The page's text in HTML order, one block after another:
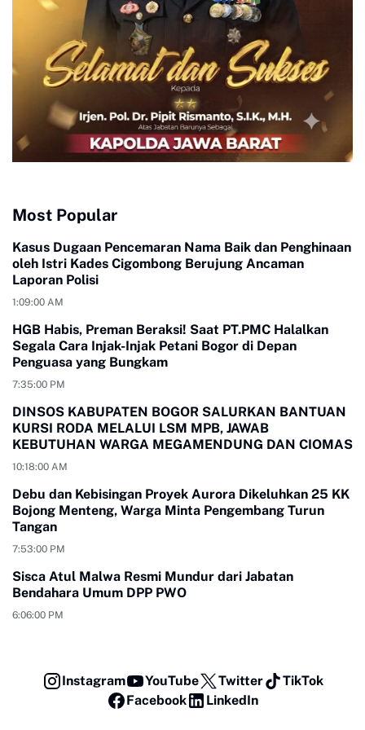
Most Popular
Kasus Dugaan Pencemaran Nama Baik dan Penghinaan
oleh Istri Kades Cigombong Berujung Ancaman
Laporan Polisi
1:09:00 AM
HGB Habis, Preman Beraksi! Saat PT.PMC Halalkan
Segala Cara Injak-Injak Petani Bogor di Depan
Penguasa yang Bungkam
7:35:00 PM
DINSOS KABUPATEN BOGOR SALURKAN BANTUAN
KURSI RODA MELALUI LSM MPB, JAWAB
KEBUTUHAN WARGA MEGAMENDUNG DAN CIOMAS
10:18:00 AM
Debu dan Kebisingan Proyek Aurora Dikeluhkan 25 KK
Bojong Menteng, Warga Minta Pengembang Turun
Tangan
7:53:00 PM
Sisca Atul Malwa Resmi Mundur dari Jabatan
Bendahara Umum DPP PWO
6:06:00 PM
Instagram YouTube Twitter
TikTok
Facebook
LinkedIn